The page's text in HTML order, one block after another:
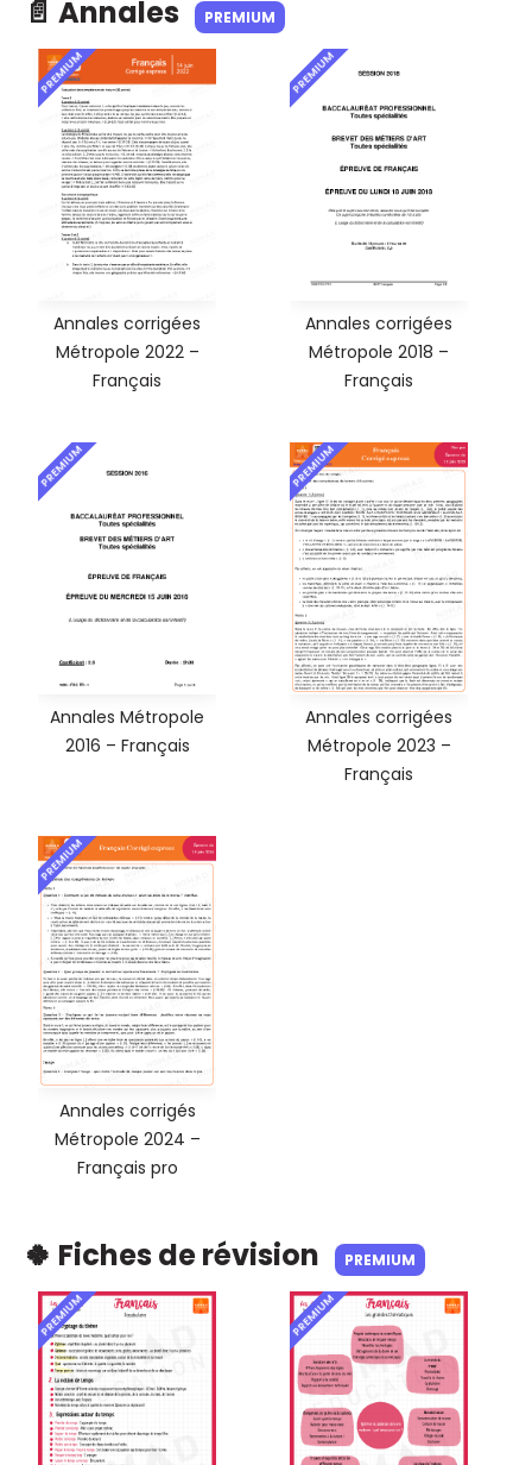
📄 Annales PREMIUM
PREMIUM
Annales corrigées
Métropole 2022 –
Français
PREMIUM
Annales corrigées
Métropole 2018 –
Français
PREMIUM
Annales Métropole
2016 – Français
PREMIUM
Annales corrigées
Métropole 2023 –
Français
PREMIUM
Annales corrigés
Métropole 2024 –
Français pro
🍀 Fiches de révision PREMIUM
PREMIUM PREMIUM